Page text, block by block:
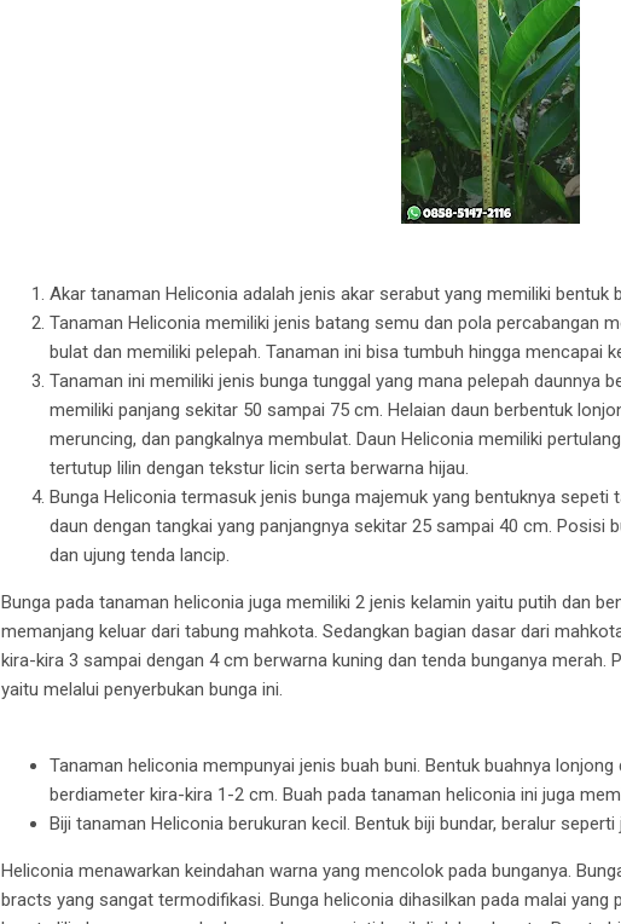
Akar tanaman Heliconia adalah jenis akar serabut yang memiliki bentuk
Tanaman Heliconia memiliki jenis batang semu dan pola percabangan
bulat dan memiliki pelepah. Tanaman ini bisa tumbuh hingga mencapai
Tanaman ini memiliki jenis bunga tunggal yang mana pelepah daunnya
memiliki panjang sekitar 50 sampai 75 cm. Helaian daun berbentuk
meruncing, dan pangkalnya membulat. Daun Heliconia memiliki
tertutup lilin dengan tekstur licin serta berwarna hijau.
Bunga Heliconia termasuk jenis bunga majemuk yang bentuknya sepeti
daun dengan tangkai yang panjangnya sekitar 25 sampai 40 cm. Posisi
dan ujung tenda lancip.
Bunga pada tanaman heliconia juga memiliki 2 jenis kelamin yaitu putih dan
memanjang keluar dari tabung mahkota. Sedangkan bagian dasar dari
kira-kira 3 sampai dengan 4 cm berwarna kuning dan tenda bunganya merah.
yaitu melalui penyerbukan bunga ini.
Tanaman heliconia mempunyai jenis buah buni. Bentuk buahnya
berdiameter kira-kira 1-2 cm. Buah pada tanaman heliconia ini juga
Biji tanaman Heliconia berukuran kecil. Bentuk biji bundar, beralur seperti
Heliconia menawarkan keindahan warna yang mencolok pada bunganya.
bracts yang sangat termodifikasi. Bunga heliconia dihasilkan pada malai yang